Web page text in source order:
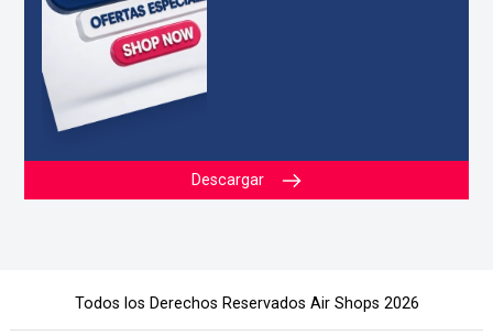
Descargar
Todos los Derechos Reservados Air Shops 2026